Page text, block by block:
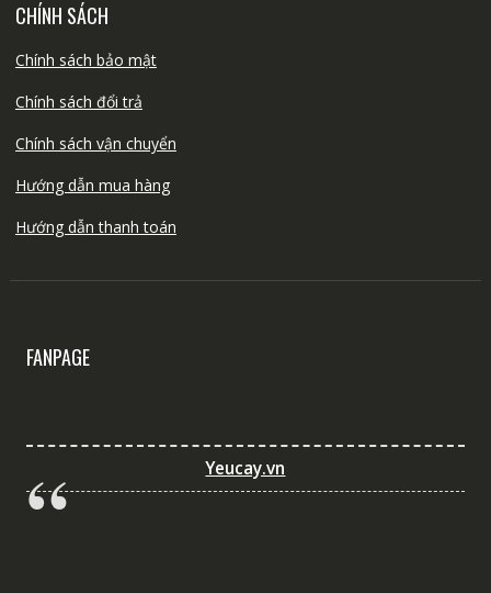
CHÍNH SÁCH
Chính sách bảo mật
Chính sách đổi trả
Chính sách vận chuyển
Hướng dẫn mua hàng
Hướng dẫn thanh toán
FANPAGE
Yeucay.vn